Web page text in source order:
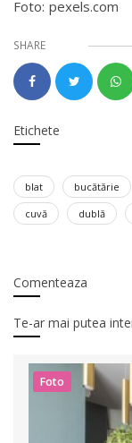
Foto: pexels.com
SHARE
Etichete
blat bucătărie
cuvă
dublă
Comenteaza
Te-ar mai putea
Foto